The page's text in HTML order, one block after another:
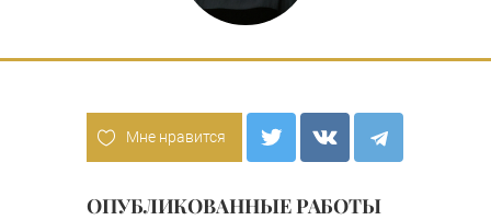
Мне нравится
ОПУБЛИКОВАННЫЕ РАБОТЫ